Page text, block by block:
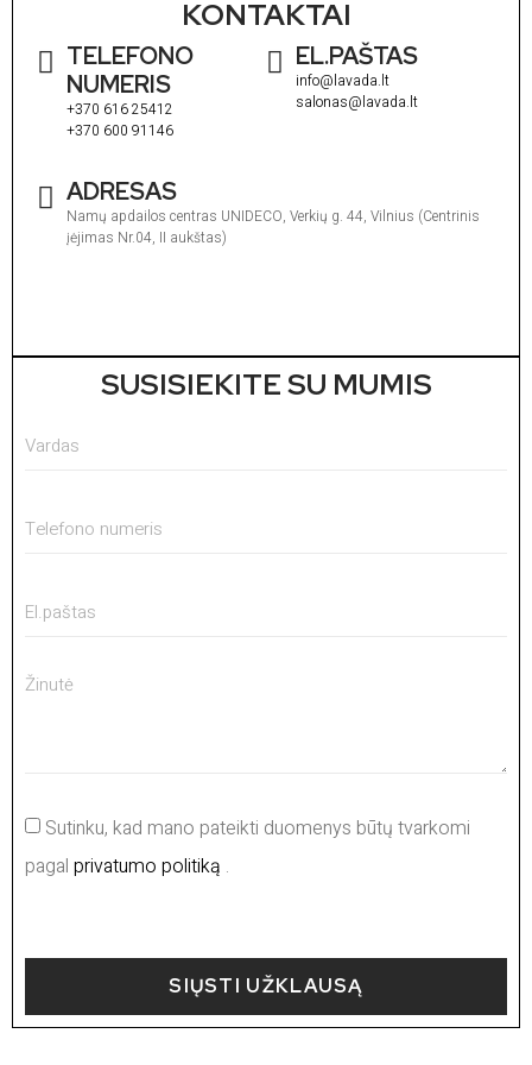
KONTAKTAI
TELEFONO
NUMERIS
+370 616 25412
+370 600 91146
EL.PAŠTAS
info@lavada.lt
salonas@lavada.lt
ADRESAS
Namų apdailos centras UNIDECO, Verkių g. 44, Vilnius (Centrinis
įėjimas Nr.04, II aukštas)
SUSISIEKITE SU MUMIS
Sutinku, kad mano pateikti duomenys būtų tvarkomi
pagal privatumo politiką .
SIŲSTI UŽKLAUSĄ